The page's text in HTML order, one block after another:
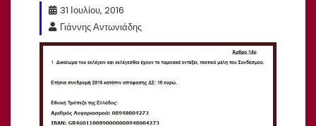
31 Ιουλίου, 2016
Γιάννης Αντωνιάδης